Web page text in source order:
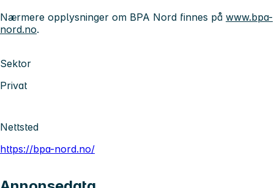
Nærmere opplysninger om BPA Nord finnes på www.bpa-
nord.no.
Sektor
Privat
Nettsted
https://bpa-nord.no/